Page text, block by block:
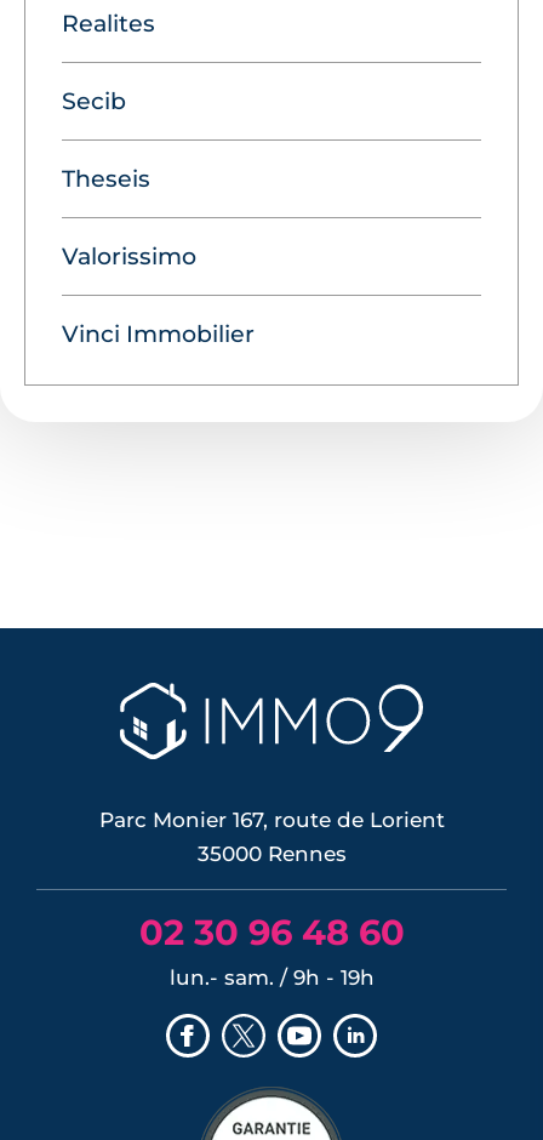
Realites
Secib
Theseis
Valorissimo
Vinci Immobilier
Parc Monier 167, route de Lorient
35000 Rennes
02 30 96 48 60
lun.- sam. / 9h - 19h